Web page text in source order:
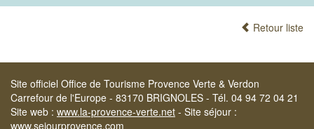
Retour liste
Site officiel Office de Tourisme Provence Verte & Verdon
Carrefour de l'Europe - 83170 BRIGNOLES - Tél. 04 94 72 04 21
Site web : www.la-provence-verte.net - Site séjour :
www.sejourprovence.com